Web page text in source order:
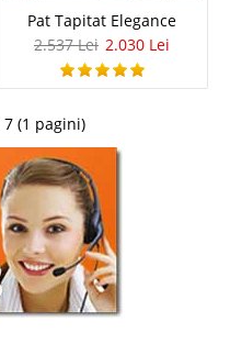
la Favorite
din seria King exprima
si design. King este un pat
si tablie matlasata. Diferenta
Pat Tapitat Elegance
2.537 Lei 2.030 Lei
(1 pagini)